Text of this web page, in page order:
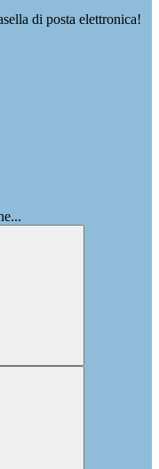
di posta elettronica!